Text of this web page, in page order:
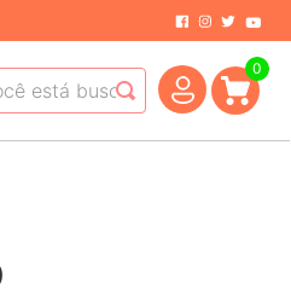
está buscando hoje? 0